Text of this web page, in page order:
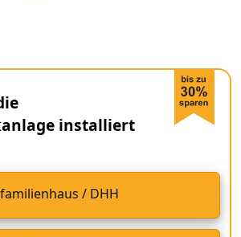
installiert
/ DHH